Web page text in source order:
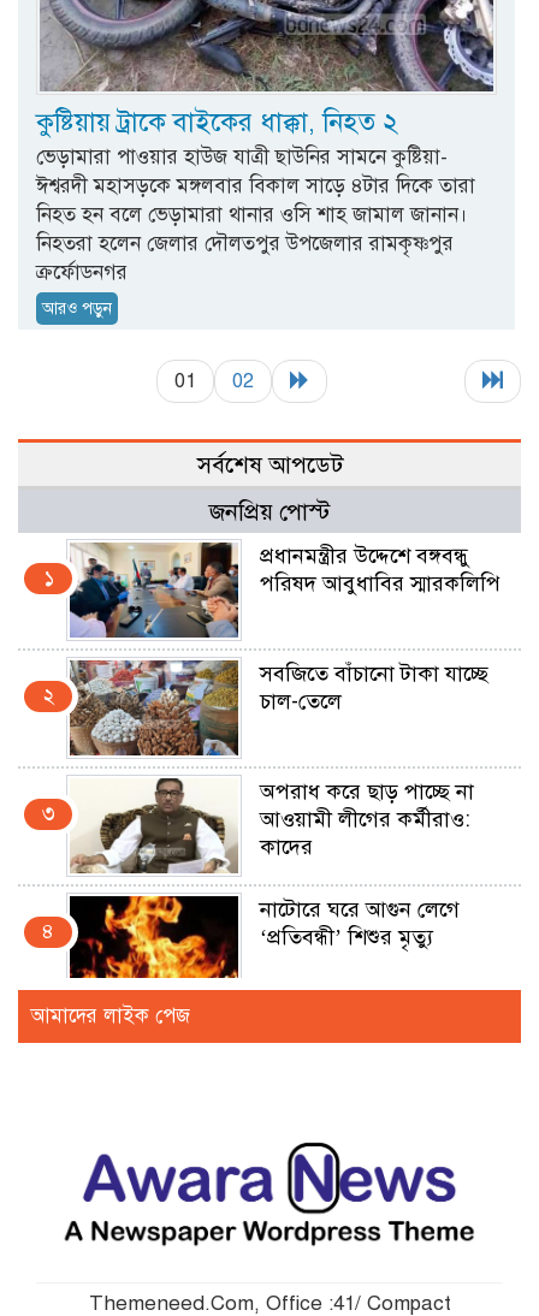
কুষ্টিয়ায় ট্রাকে বাইকের ধাক্কা, নিহত ২
ভেড়ামারা পাওয়ার হাউজ যাত্রী ছাউনির সামনে কুষ্টিয়া-
ঈশ্বরদী মহাসড়কে মঙ্গলবার বিকাল সাড়ে ৪টার দিকে তারা
নিহত হন বলে ভেড়ামারা থানার ওসি শাহ জামাল জানান।
নিহতরা হলেন জেলার দৌলতপুর উপজেলার রামকৃষ্ণপুর
ক্রর্ফোডনগর
আরও পড়ুন
01 02
সর্বশেষ আপডেট
জনপ্রিয় পোস্ট
১
প্রধানমন্ত্রীর উদ্দেশে বঙ্গবন্ধু
পরিষদ আবুধাবির স্মারকলিপি
২
সবজিতে বাঁচানো টাকা যাচ্ছে
চাল-তেলে
৩
অপরাধ করে ছাড় পাচ্ছে না
আওয়ামী লীগের কর্মীরাও:
কাদের
৪
নাটোরে ঘরে আগুন লেগে
‘প্রতিবন্ধী’ শিশুর মৃত্যু
৫
হুমকিদাতা সুনামগঞ্জে আটক
রংপুরে সংবাদকর্মীর উপর
আমাদের লাইক পেজ
Themeneed.Com, Office :41/ Compact